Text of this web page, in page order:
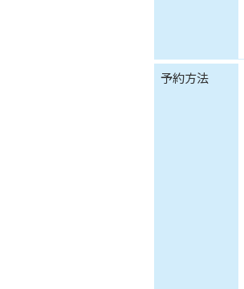
予約方法